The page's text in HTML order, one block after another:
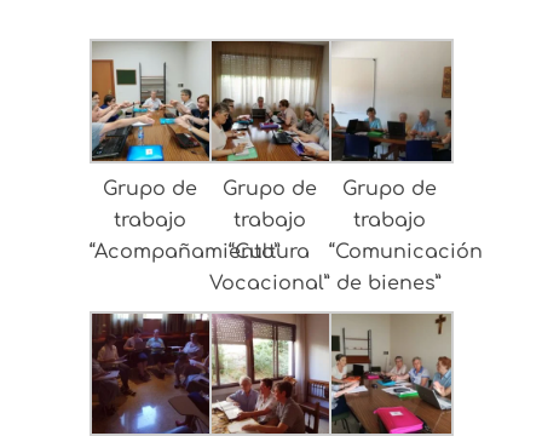
Grupo de
trabajo
“Acompañamiento”
Grupo de
trabajo
“Cultura
Vocacional”
Grupo de
trabajo
“Comunicación
de bienes”